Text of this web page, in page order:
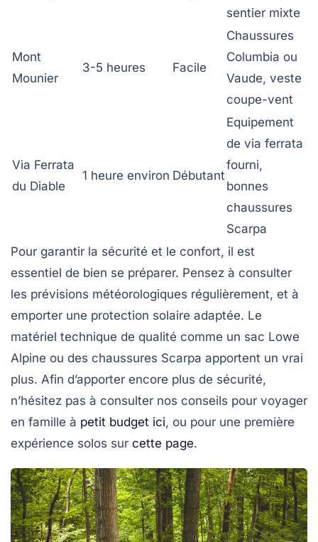
sentier mixte
Mont
Mounier
3-5 heures Facile
Chaussures
Columbia ou
Vaude, veste
coupe-vent
Via Ferrata
du Diable
1 heure environ Débutant
Equipement
de via ferrata
fourni,
bonnes
chaussures
Scarpa
Pour garantir la sécurité et le confort, il est
essentiel de bien se préparer. Pensez à consulter
les prévisions météorologiques régulièrement, et à
emporter une protection solaire adaptée. Le
matériel technique de qualité comme un sac Lowe
Alpine ou des chaussures Scarpa apportent un vrai
plus. Afin d’apporter encore plus de sécurité,
n’hésitez pas à consulter nos conseils pour voyager
en famille à petit budget ici, ou pour une première
expérience solos sur cette page.